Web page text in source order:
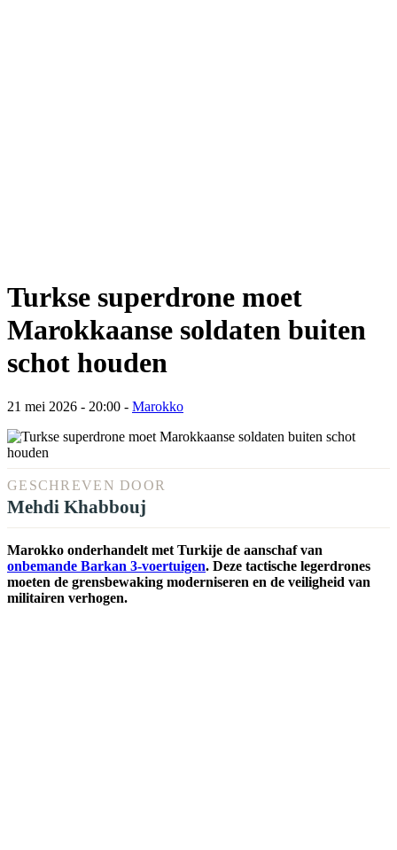
Turkse superdrone moet
Marokkaanse soldaten buiten
schot houden
21 mei 2026 - 20:00 - Marokko
GESCHREVEN DOOR
Mehdi Khabbouj
Marokko onderhandelt met Turkije de aanschaf van
onbemande Barkan 3-voertuigen. Deze tactische legerdrones
moeten de grensbewaking moderniseren en de veiligheid van
militairen verhogen.